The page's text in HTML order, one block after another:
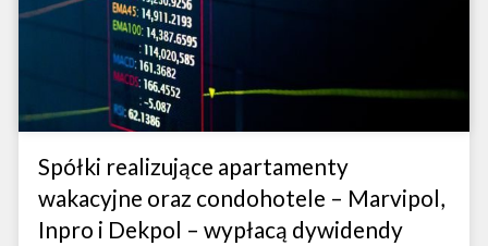
Spółki realizujące apartamenty
wakacyjne oraz condohotele – Marvipol,
Inpro i Dekpol – wypłacą dywidendy